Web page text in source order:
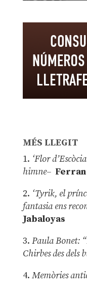
MÉS LLEGIT
1. ‘Flor
himne– Ferran
2. ‘Tyrik, el
fantasia ens
Jabaloyas
3. Paula Bonet:
Chirbes des dels
4. Memòries